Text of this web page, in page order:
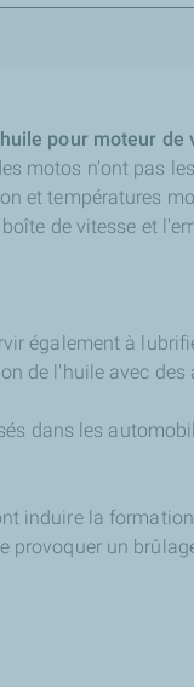
pour moteur de
motos n'ont pas
et températures
de vitesse et
également à
de l'huile avec des
dans les
induire la
provoquer un